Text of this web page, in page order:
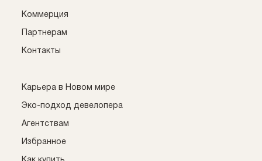
Коммерция
Партнерам
Контакты
Карьера в Новом мире
Эко-подход девелопера
Агентствам
Избранное